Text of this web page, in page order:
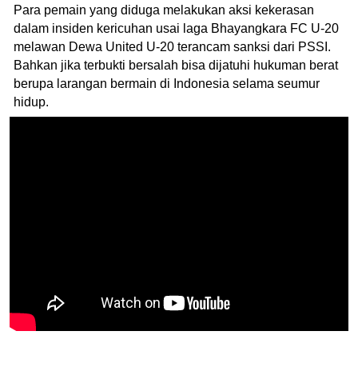
Para pemain yang diduga melakukan aksi kekerasan
dalam insiden kericuhan usai laga Bhayangkara FC U-20
melawan Dewa United U-20 terancam sanksi dari PSSI.
Bahkan jika terbukti bersalah bisa dijatuhi hukuman berat
berupa larangan bermain di Indonesia selama seumur
hidup.